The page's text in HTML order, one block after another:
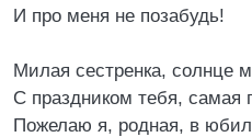
И про меня не позабудь!
Милая сестренка, солнце
С праздником тебя, самая
Пожелаю я, родная, в